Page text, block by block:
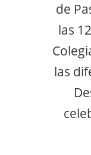
de
las
las